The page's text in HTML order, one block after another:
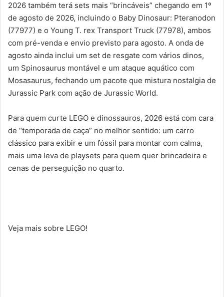
2026 também terá sets mais “brincáveis” chegando em 1º
de agosto de 2026, incluindo o Baby Dinosaur: Pteranodon
(77977) e o Young T. rex Transport Truck (77978), ambos
com pré-venda e envio previsto para agosto. A onda de
agosto ainda inclui um set de resgate com vários dinos,
um Spinosaurus montável e um ataque aquático com
Mosasaurus, fechando um pacote que mistura nostalgia de
Jurassic Park com ação de Jurassic World.
Para quem curte LEGO e dinossauros, 2026 está com cara
de “temporada de caça” no melhor sentido: um carro
clássico para exibir e um fóssil para montar com calma,
mais uma leva de playsets para quem quer brincadeira e
cenas de perseguição no quarto.
Veja mais sobre LEGO!